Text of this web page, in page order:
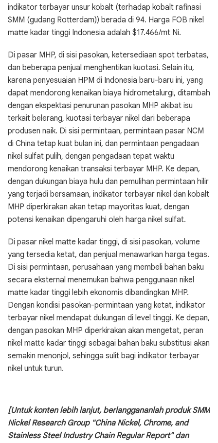
indikator terbayar unsur kobalt (terhadap kobalt rafinasi
SMM (gudang Rotterdam)) berada di 94. Harga FOB nikel
matte kadar tinggi Indonesia adalah $17.466/mt Ni.
Di pasar MHP, di sisi pasokan, ketersediaan spot terbatas,
dan beberapa penjual menghentikan kuotasi. Selain itu,
karena penyesuaian HPM di Indonesia baru-baru ini, yang
dapat mendorong kenaikan biaya hidrometalurgi, ditambah
dengan ekspektasi penurunan pasokan MHP akibat isu
terkait belerang, kuotasi terbayar nikel dari beberapa
produsen naik. Di sisi permintaan, permintaan pasar NCM
di China tetap kuat bulan ini, dan permintaan pengadaan
nikel sulfat pulih, dengan pengadaan tepat waktu
mendorong kenaikan transaksi terbayar MHP. Ke depan,
dengan dukungan biaya hulu dan pemulihan permintaan hilir
yang terjadi bersamaan, indikator terbayar nikel dan kobalt
MHP diperkirakan akan tetap mayoritas kuat, dengan
potensi kenaikan dipengaruhi oleh harga nikel sulfat.
Di pasar nikel matte kadar tinggi, di sisi pasokan, volume
yang tersedia ketat, dan penjual menawarkan harga tegas.
Di sisi permintaan, perusahaan yang membeli bahan baku
secara eksternal menemukan bahwa penggunaan nikel
matte kadar tinggi lebih ekonomis dibandingkan MHP.
Dengan kondisi pasokan-permintaan yang ketat, indikator
terbayar nikel mendapat dukungan di level tinggi. Ke depan,
dengan pasokan MHP diperkirakan akan mengetat, peran
nikel matte kadar tinggi sebagai bahan baku substitusi akan
semakin menonjol, sehingga sulit bagi indikator terbayar
nikel untuk turun.
[Untuk konten lebih lanjut, berlanggananlah produk SMM
Nickel Research Group "China Nickel, Chrome, and
Stainless Steel Industry Chain Regular Report" dan